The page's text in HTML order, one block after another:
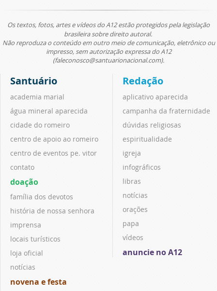
Os textos, fotos, artes e vídeos do A12 estão protegidos pela legislação
brasileira sobre direito autoral.
Não reproduza o conteúdo em outro meio de comunicação, eletrônico ou
impresso, sem autorização expressa do A12
(faleconosco@santuarionacional.com).
Santuário
academia marial
água mineral aparecida
cidade do romeiro
centro de apoio ao romeiro
centro de eventos pe. vitor
contato
doação
família dos devotos
história de nossa senhora
imprensa
locais turísticos
loja oficial
notícias
novena e festa
Redação
aplicativo aparecida
campanha da fraternidade
dúvidas religiosas
espiritualidade
igreja
infográficos
libras
notícias
orações
papa
vídeos
anuncie no A12